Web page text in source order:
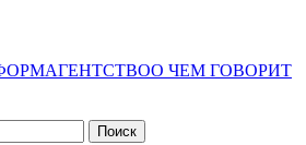
О ЧЕМ ГОВОРИТ